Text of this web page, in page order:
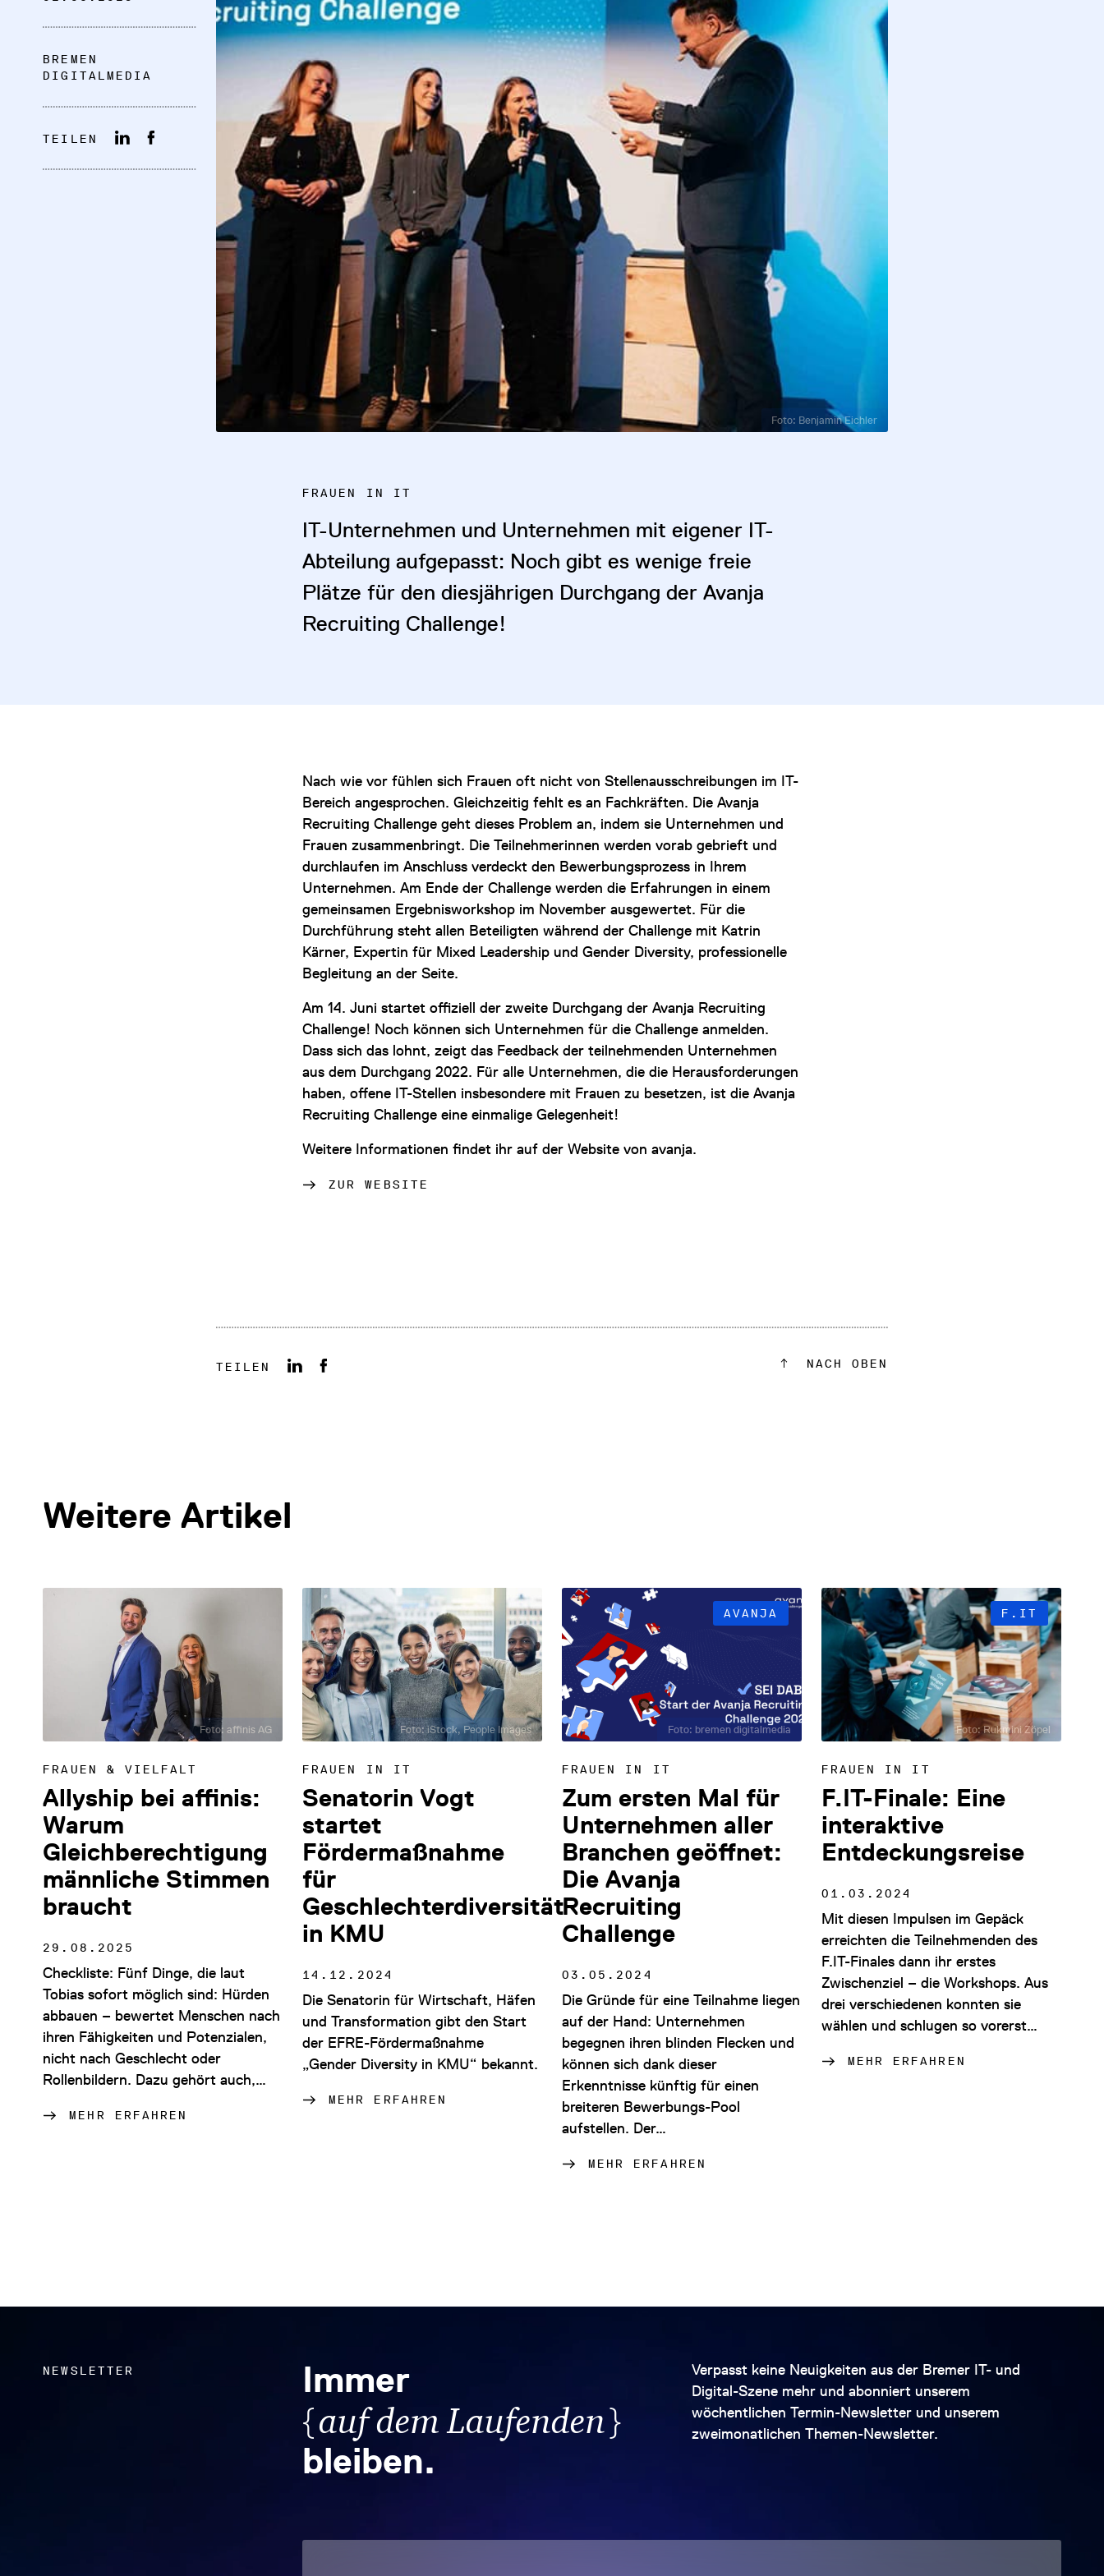
DATENSCHUTZ
IMPRESSUM
COOKIE-EINSTELLUNGEN
BREMEN
DIGITALMEDIA
TEILEN
Foto: Benjamin Eichler
FRAUEN IN IT
IT-Unternehmen und Unternehmen mit eigener IT-
Abteilung aufgepasst: Noch gibt es wenige freie
Plätze für den diesjährigen Durchgang der Avanja
Recruiting Challenge!
Nach wie vor fühlen sich Frauen oft nicht von Stellenausschreibungen im IT-
Bereich angesprochen. Gleichzeitig fehlt es an Fachkräften. Die Avanja
Recruiting Challenge geht dieses Problem an, indem sie Unternehmen und
Frauen zusammenbringt. Die Teilnehmerinnen werden vorab gebrieft und
durchlaufen im Anschluss verdeckt den Bewerbungsprozess in Ihrem
Unternehmen. Am Ende der Challenge werden die Erfahrungen in einem
gemeinsamen Ergebnisworkshop im November ausgewertet. Für die
Durchführung steht allen Beteiligten während der Challenge mit Katrin
Kärner, Expertin für Mixed Leadership und Gender Diversity, professionelle
Begleitung an der Seite.
Am 14. Juni startet offiziell der zweite Durchgang der Avanja Recruiting
Challenge! Noch können sich Unternehmen für die Challenge anmelden.
Dass sich das lohnt, zeigt das Feedback der teilnehmenden Unternehmen
aus dem Durchgang 2022. Für alle Unternehmen, die die Herausforderungen
haben, offene IT-Stellen insbesondere mit Frauen zu besetzen, ist die Avanja
Recruiting Challenge eine einmalige Gelegenheit!
Weitere Informationen findet ihr auf der Website von avanja.
ZUR WEBSITE
TEILEN NACH OBEN
Weitere Artikel
Foto: affinis AG
FRAUEN & VIELFALT
Allyship bei affinis:
Warum
Gleichberechtigung
männliche Stimmen
braucht
29.08.2025
Checkliste: Fünf Dinge, die laut
Tobias sofort möglich sind: Hürden
abbauen – bewertet Menschen nach
ihren Fähigkeiten und Potenzialen,
nicht nach Geschlecht oder
Rollenbildern. Dazu gehört auch,…
MEHR ERFAHREN
Foto: iStock, People Images
FRAUEN IN IT
Senatorin Vogt
startet
Fördermaßnahme
für
Geschlechterdiversität
in KMU
14.12.2024
Die Senatorin für Wirtschaft, Häfen
und Transformation gibt den Start
der EFRE-Fördermaßnahme
„Gender Diversity in KMU“ bekannt.
MEHR ERFAHREN
Foto: bremen digitalmedia
AVANJA
FRAUEN IN IT
Zum ersten Mal für
Unternehmen aller
Branchen geöffnet:
Die Avanja
Recruiting
Challenge
03.05.2024
Die Gründe für eine Teilnahme liegen
auf der Hand: Unternehmen
begegnen ihren blinden Flecken und
können sich dank dieser
Erkenntnisse künftig für einen
breiteren Bewerbungs-Pool
aufstellen. Der…
MEHR ERFAHREN
Foto: Rukmini Zöpel
F.IT
FRAUEN IN IT
F.IT-Finale: Eine
interaktive
Entdeckungsreise
01.03.2024
Mit diesen Impulsen im Gepäck
erreichten die Teilnehmenden des
F.IT-Finales dann ihr erstes
Zwischenziel – die Workshops. Aus
drei verschiedenen konnten sie
wählen und schlugen so vorerst…
MEHR ERFAHREN
NEWSLETTER Immer
{auf dem Laufenden}
bleiben.
Verpasst keine Neuigkeiten aus der Bremer IT- und
Digital-Szene mehr und abonniert unserem
wöchentlichen Termin-Newsletter und unserem
zweimonatlichen Themen-Newsletter.